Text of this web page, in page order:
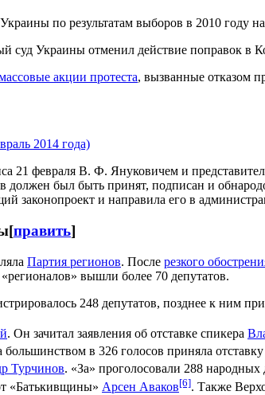
по результатам выборов в 2010 году
суд Украины отменил действие поправок в
акции протеста, вызванные отказом
2014 года)
21 февраля В. Ф. Януковичем и
должен был быть принят, подписан и
законопроект и направила его в
[править]
Партия регионов. После резкого
вышли более 70 депутатов.
248 депутатов, позднее к ним
. Он зачитал заявления об отставке спикера
большинством в 326 голосов приняла
Турчинов. «За» проголосовали 288 народных
«Батькивщины» Арсен Аваков[6]. Также